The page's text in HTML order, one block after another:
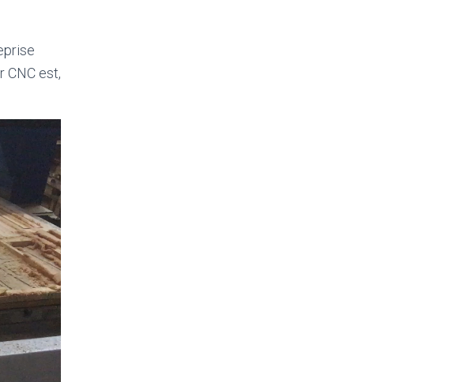
CNC est,